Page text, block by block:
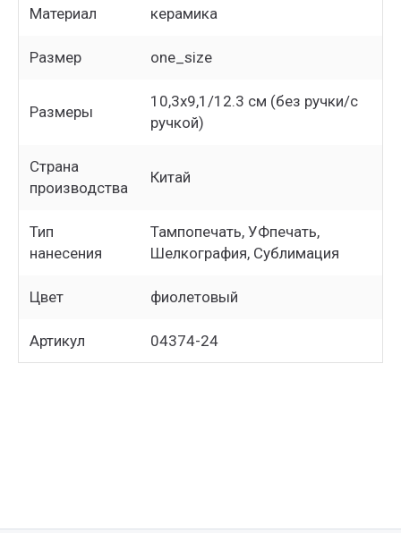
Материал керамика
Размер one_size
Размеры
10,3х9,1/12.3 см (без ручки/с
ручкой)
Страна
производства
Китай
Тип
нанесения
Тампопечать, УФпечать,
Шелкография, Сублимация
Цвет фиолетовый
Артикул 04374-24